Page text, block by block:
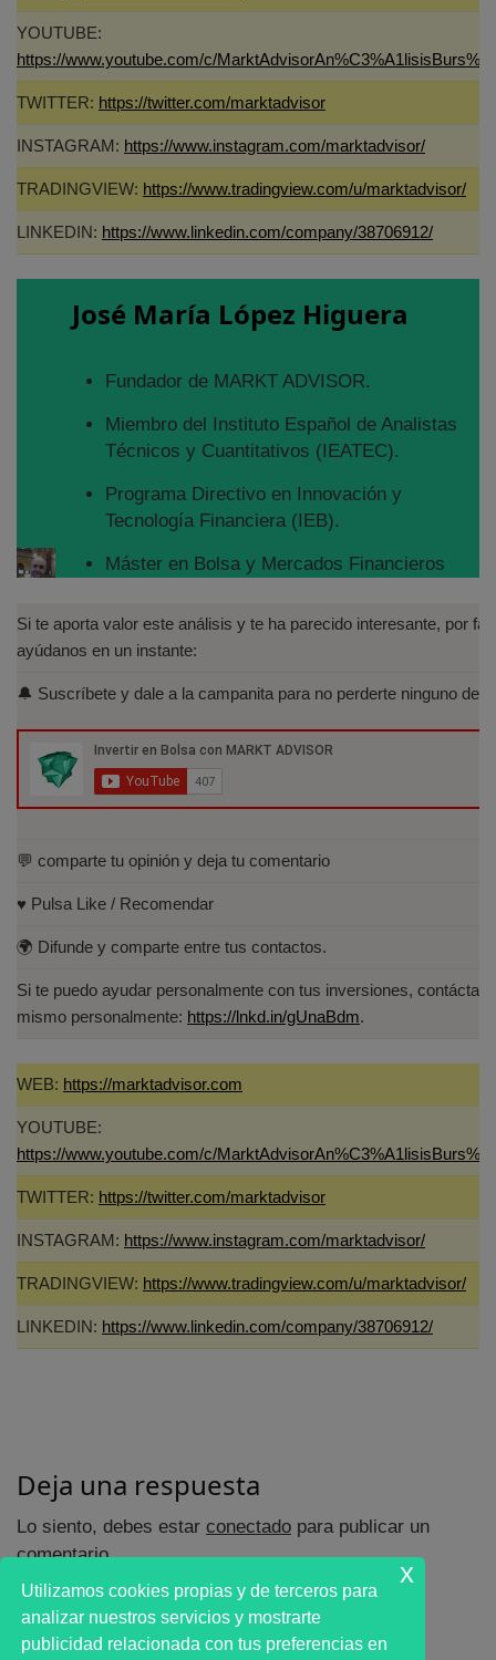
YOUTUBE:
https://www.youtube.com/c/
TWITTER: https://twitter.com/marktadvisor
INSTAGRAM: https://www.instagram.com/marktadvisor/
TRADINGVIEW: https://www.tradingview.com/u/marktadvisor/
LINKEDIN: https://www.linkedin.com/company/38706912/
José María López Higuera
Fundador de MARKT ADVISOR.
Miembro del Instituto Español de Analistas
Técnicos y Cuantitativos (IEATEC).
Programa Directivo en Innovación y
Tecnología Financiera (IEB).
Máster en Bolsa y Mercados Financieros
asesoramiento financiero (MIFID II):
https://www.cnmv.es/portal/Titulos-
Cuantitativo (IEB).
Licenciado en Informática por la Universidad
Politécnica de Madrid(UPM)
Si te aporta valor este análisis y te ha parecido interesante, por
ayúdanos en un instante:
🔔 Suscríbete y dale a la campanita para no perderte ninguno de
💬 comparte tu opinión y deja tu comentario
♥️ Pulsa Like / Recomendar
🌍 Difunde y comparte entre tus contactos.
Si te puedo ayudar personalmente con tus inversiones,
mismo personalmente: https://lnkd.in/gUnaBdm.
WEB: https://marktadvisor.com
YOUTUBE:
https://www.youtube.com/c/
TWITTER: https://twitter.com/marktadvisor
INSTAGRAM: https://www.instagram.com/marktadvisor/
TRADINGVIEW: https://www.tradingview.com/u/marktadvisor/
LINKEDIN: https://www.linkedin.com/company/38706912/
Deja una respuesta
Lo siento, debes estar conectado para publicar un
comentario.
Utilizamos cookies propias y de terceros para
analizar nuestros servicios y mostrarte
publicidad relacionada con tus preferencias en
x